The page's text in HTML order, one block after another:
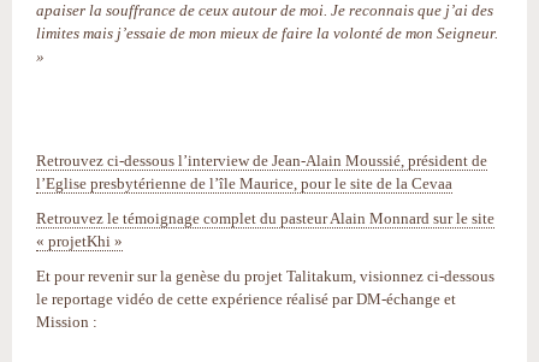
apaiser la souffrance de ceux autour de moi. Je reconnais que j’ai des
limites mais j’essaie de mon mieux de faire la volonté de mon Seigneur.
»
Retrouvez ci-dessous l’interview de Jean-Alain Moussié, président de
l’Eglise presbytérienne de l’île Maurice, pour le site de la Cevaa
Retrouvez le témoignage complet du pasteur Alain Monnard sur le site
« projetKhi »
Et pour revenir sur la genèse du projet Talitakum, visionnez ci-dessous
le reportage vidéo de cette expérience réalisé par DM-échange et
Mission :